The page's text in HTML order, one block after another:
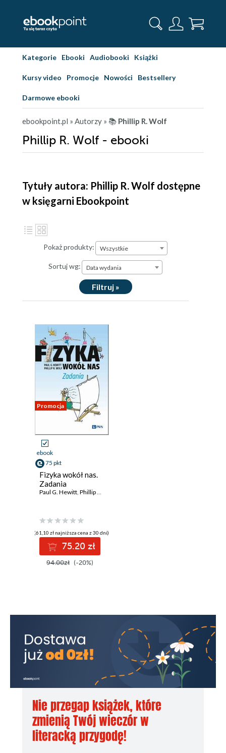
Kategorie Ebooki Audiobooki Książki
Kursy video Promocje Nowości Bestsellery
Darmowe ebooki
ebookpoint.pl » Autorzy » 📚 Phillip R. Wolf
Phillip R. Wolf - ebooki
Tytuły autora: Phillip R. Wolf dostępne
w księgarni Ebookpoint
Pokaż produkty: Wszystkie
Sortuj wg: Data wydania
Filtruj »
Promocja
ebook
75 pkt
Fizyka wokół nas.
Zadania
Paul G. Hewitt, Phillip R. Wolf
(61,10 zł najniższa cena z 30 dni)
75.20 zł
94.00zł (-20%)
Nie przegap książek, które
zmienią Twój wieczór w
literacką przygodę!